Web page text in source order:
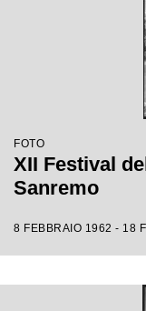
FOTO
XII Festival
Sanremo
8 FEBBRAIO 1962 - 18